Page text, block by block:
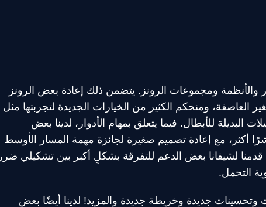
والأنظمة ومجموعات الرونز. يتضمن ذلك إعادة بعض الرونز
العاصفة، ومنحكم الكثير من الخيارات الجديدة لتجربتها مثل
للأبطال. فيما يتعلق بمهام الأدوار، لدينا بعض
أكثر، مع إعادة تصميم صغيرة لجائزة مهمة المسار الأوسط
لشيفانا بعض الدعم للتفرقة بشكلٍ أكبر بين تشكيلي ضرر
التحمل.
وتحسينات جديدة وخريطة جديدة والمزيد! لدينا أيضًا بعض